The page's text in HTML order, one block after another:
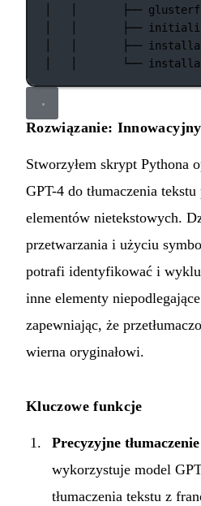
├──
├──
├──
└──
Rozwiązanie:
Stworzyłem skrypt Pythona
GPT-4 do tłumaczenia
elementów nietekstowych.
przetwarzania i użyciu
potrafi identyfikować i
inne elementy
zapewniając, że
wierna oryginałowi.
Kluczowe funkcje
Precyzyjne
wykorzystuje model
tłumaczenia tekstu z